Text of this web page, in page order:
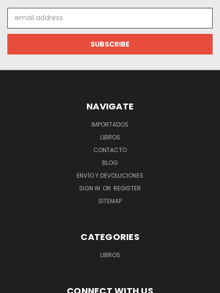
Address
NAVIGATE
IMPORTADOS
LIBROS
CONTACTO
BLOG
ENVÍO Y DEVOLUCIONES
SIGN IN OR REGISTER
SITEMAP
CATEGORIES
LIBROS